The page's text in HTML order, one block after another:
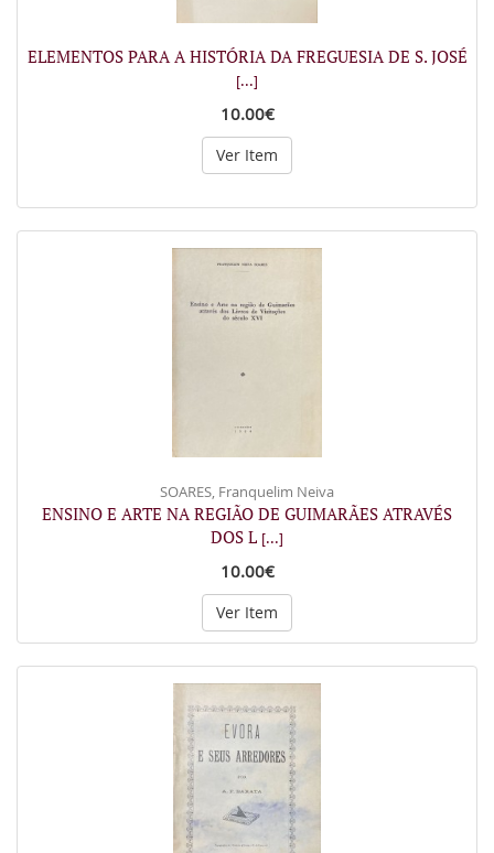
ELEMENTOS PARA A HISTÓRIA DA FREGUESIA DE S. JOSÉ
[...]
10.00€
Ver Item
SOARES, Franquelim Neiva
ENSINO E ARTE NA REGIÃO DE GUIMARÃES ATRAVÉS
DOS L [...]
10.00€
Ver Item